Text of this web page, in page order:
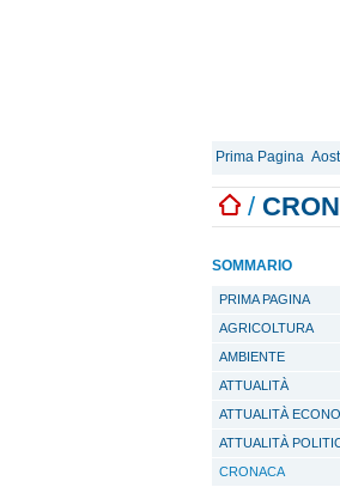
Prima Pagina
/
SOMMARIO
PRIMA PAGINA
AGRICOLTURA
AMBIENTE
ATTUALITÀ
ATTUALITÀ
ATTUALITÀ
CRONACA